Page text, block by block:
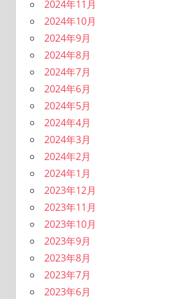
2024年11月
2024年10月
2024年9月
2024年8月
2024年7月
2024年6月
2024年5月
2024年4月
2024年3月
2024年2月
2024年1月
2023年12月
2023年11月
2023年10月
2023年9月
2023年8月
2023年7月
2023年6月